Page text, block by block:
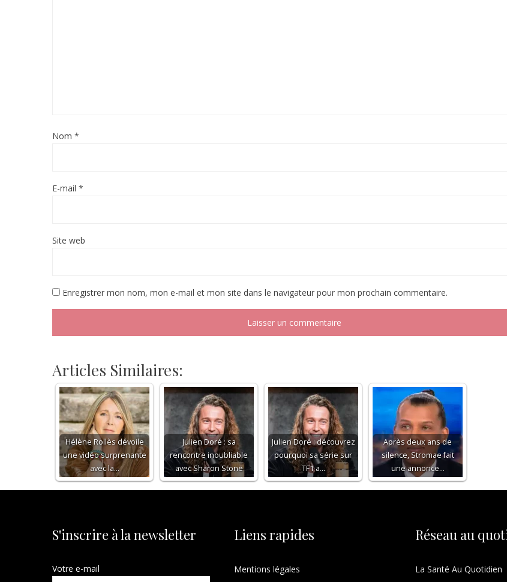
Nom *
E-mail *
Site web
Enregistrer mon nom, mon e-mail et mon site dans le navigateur pour mon prochain commentaire.
Articles Similaires:
Hélène Rollès dévoile
une vidéo surprenante
avec la…
Julien Doré : sa
rencontre inoubliable
avec Sharon Stone
Julien Doré : découvrez
pourquoi sa série sur
TF1 a…
Après deux ans de
silence, Stromae fait
une annonce…
S'inscrire à la newsletter
Votre e-mail
Liens rapides
Mentions légales
Réseau au
La Santé Au Quotidien